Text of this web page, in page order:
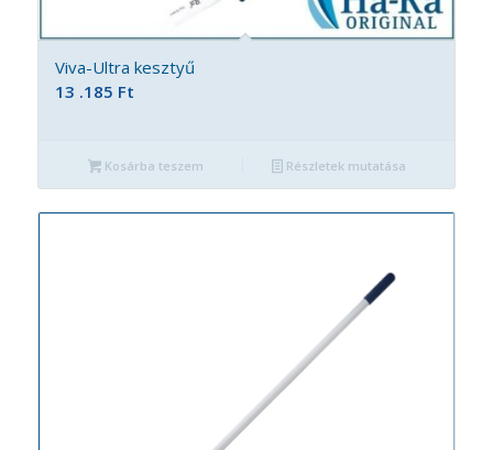
Viva-Ultra kesztyű
13 .185 Ft
Kosárba teszem Részletek mutatása